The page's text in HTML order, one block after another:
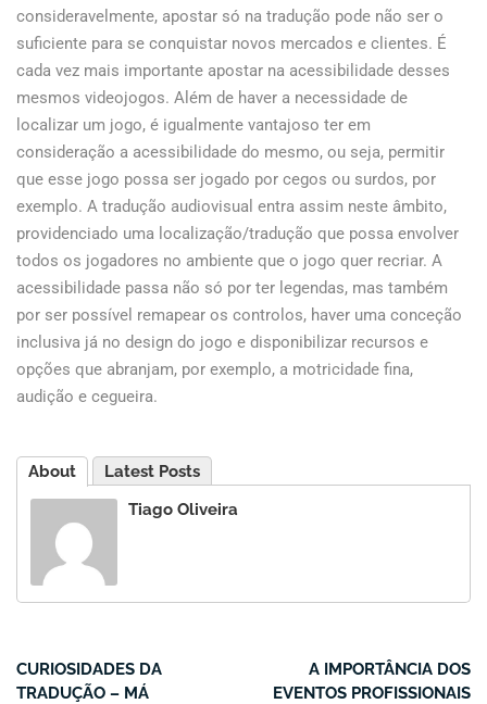
consideravelmente, apostar só na tradução pode não ser o
suficiente para se conquistar novos mercados e clientes. É
cada vez mais importante apostar na acessibilidade desses
mesmos videojogos. Além de haver a necessidade de
localizar um jogo, é igualmente vantajoso ter em
consideração a acessibilidade do mesmo, ou seja, permitir
que esse jogo possa ser jogado por cegos ou surdos, por
exemplo. A tradução audiovisual entra assim neste âmbito,
providenciado uma localização/tradução que possa envolver
todos os jogadores no ambiente que o jogo quer recriar. A
acessibilidade passa não só por ter legendas, mas também
por ser possível remapear os controlos, haver uma conceção
inclusiva já no design do jogo e disponibilizar recursos e
opções que abranjam, por exemplo, a motricidade fina,
audição e cegueira.
About
Latest Posts
Tiago Oliveira
CURIOSIDADES DA
TRADUÇÃO – MÁ
A IMPORTÂNCIA DOS
EVENTOS PROFISSIONAIS